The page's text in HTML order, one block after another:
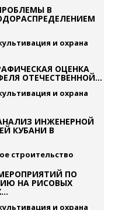
В
и охрана
ОЦЕНКА
ОТЕЧЕСТВЕННОЙ...
и охрана
ИНЖЕНЕРНОЙ
КУБАНИ В
строительство
ПО
НА РИСОВЫХ
и охрана